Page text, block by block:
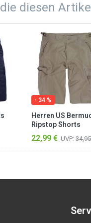
diesen
- 34 %
Herren US
Ripstop Shorts
„Azizia“ Khaki
22,99 € UVP: